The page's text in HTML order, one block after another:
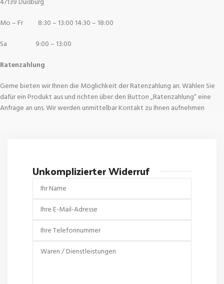
Mo – Fr 8:30 – 13:00 14:30 – 18:00
Sa 9:00 – 13:00
Ratenzahlung
Gerne bieten wir Ihnen die Möglichkeit der Ratenzahlung an. Wählen Sie
dafür ein Produkt aus und richten über den Button „Ratenzahlung“ eine
Anfrage an uns. Wir werden unmittelbar Kontakt zu Ihnen aufnehmen
Unkomplizierter Widerruf